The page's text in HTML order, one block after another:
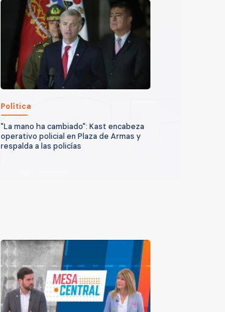
Política
"La mano ha cambiado": Kast encabeza
operativo policial en Plaza de Armas y
respalda a las policías